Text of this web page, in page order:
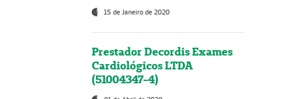
15 de Janeiro de 2020
Prestador Decordis Exames
Cardiológicos LTDA
(51004347-4)